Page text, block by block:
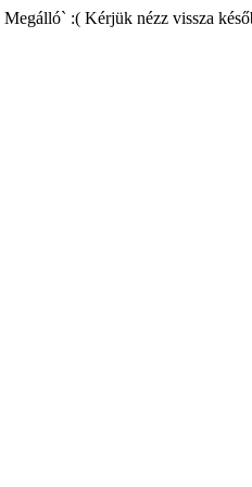
:( Kérjük nézz vissza